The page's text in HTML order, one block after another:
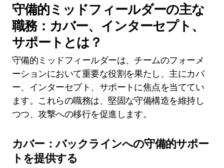
守備的ミッドフィールダーの主な
職務：カバー、インターセプト、
サポートとは？
守備的ミッドフィールダーは、チームのフォーメ
ーションにおいて重要な役割を果たし、主にカバ
ー、インターセプト、サポートに焦点を当ててい
ます。これらの職務は、堅固な守備構造を維持し
つつ、攻撃への移行を促進します。
カバー：バックラインへの守備的サポー
トを提供する